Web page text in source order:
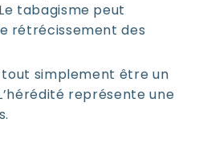
tabagisme peut
rétrécissement des
simplement être un
représente une